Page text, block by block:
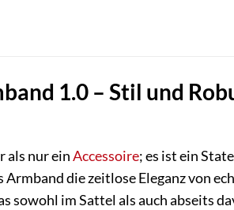
1.0 – Stil und
als nur einAccessoire; es ist ein
die zeitlose Eleganz von
sowohl im Sattel als auch abseits